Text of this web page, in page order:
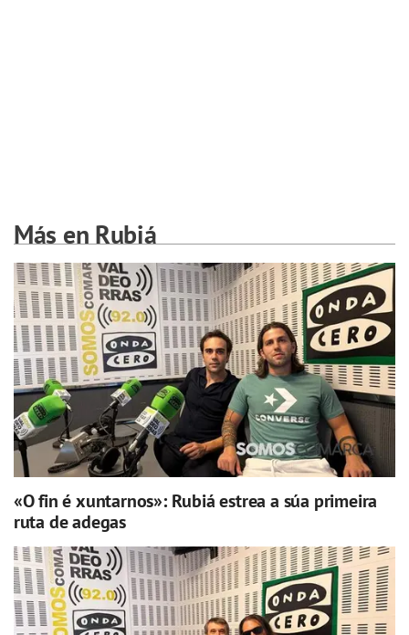
Más en Rubiá
«O fin é xuntarnos»: Rubiá estrea a súa primeira
ruta de adegas